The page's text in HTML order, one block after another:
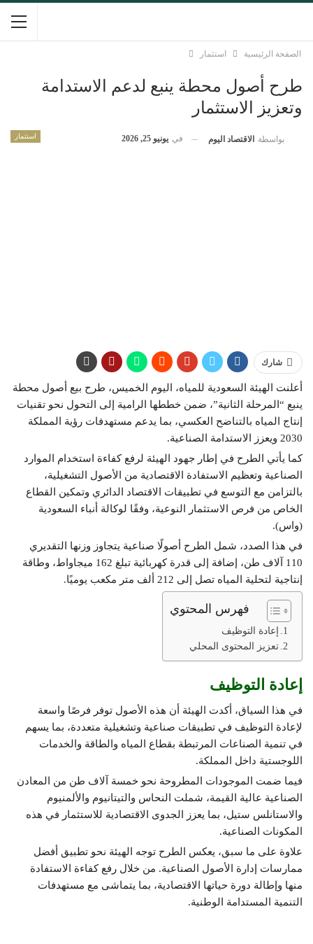
الصفحة الرئيسية استثمار
طرح أصول محطة ينبع لدعم الاستدامة
وتعزيز الاستثمار
استثمار بواسطة الاقتصاد اليوم في يونيو 25, 2026
شارك
أعلنت الهيئة السعودية للمياه، اليوم الخميس، طرح بيع أصول محطة
ينبع “المرحلة الثانية”، ضمن خططها الرامية إلى التحول نحو تقنيات
إنتاج المياه بالتناضح العكسي، بما يدعم مستهدفات رؤية المملكة
2030 ويعزز الاستدامة الصناعية.
كما يأتي الطرح في إطار جهود الهيئة لرفع كفاءة استخدام الموارد
الصناعية وتعظيم الاستفادة الاقتصادية من الأصول التشغيلية،
بالتزامن مع التوسع في تطبيقات الاقتصاد الدائري وتمكين القطاع
الخاص من فرص الاستثمار النوعية، وفقًا لوكالة أنباء السعودية
(واس).
في هذا الصدد، شمل الطرح أصولًا صناعية يتجاوز وزنها التقديري
110 آلاف طن، إضافة إلى قدرة كهربائية تبلغ 162 ميجاواط، وطاقة
إنتاجية لتحلية المياه تصل إلى 212 ألف متر مكعب يوميًا.
فهرس المحتوي
إعادة التوظيف
تعزيز المحتوى المحلي
إعادة التوظيف
في هذا السياق، أكدت الهيئة أن هذه الأصول توفر فرصًا واسعة
لإعادة التوظيف في تطبيقات صناعية وتشغيلية متعددة، بما يسهم
في تنمية الصناعات المرتبطة بقطاع المياه والطاقة والخدمات
اللوجستية داخل المملكة.
فيما ضمت الموجودات المطروحة نحو خمسة آلاف طن من المعادن
الصناعية عالية القيمة، شملت النحاس والتيتانيوم والألمنيوم
والاستانلس ستيل، بما يعزز الجدوى الاقتصادية للاستثمار في هذه
المكونات الصناعية.
علاوة على ما سبق، يعكس الطرح توجه الهيئة نحو تطبيق أفضل
ممارسات إدارة الأصول الصناعية. من خلال رفع كفاءة الاستفادة
منها وإطالة دورة حياتها الاقتصادية، بما يتماشى مع مستهدفات
التنمية المستدامة الوطنية.